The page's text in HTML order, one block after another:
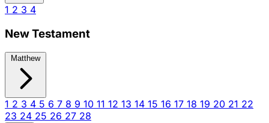
1 2 3 4
New Testament
Matthew
1 2 3 4 5 6 7 8 9 10 11 12 13 14 15 16 17 18 19 20 21 22
23 24 25 26 27 28